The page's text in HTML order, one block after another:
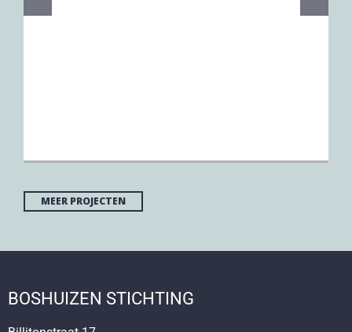
MEER PROJECTEN
BOSHUIZEN STICHTING